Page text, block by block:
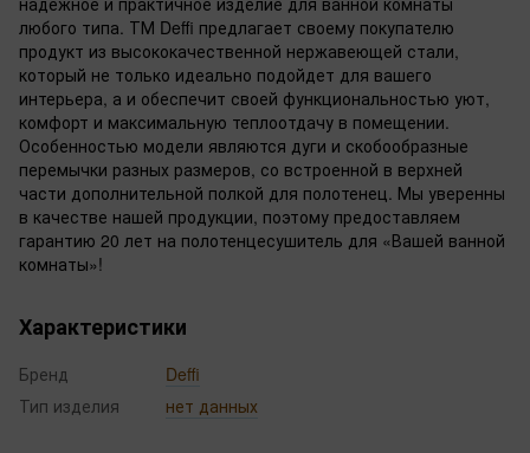
любого типа. ТМ Deffi предлагает своему покупателю
продукт из высококачественной нержавеющей стали,
который не только идеально подойдет для вашего
интерьера, а и обеспечит своей функциональностью уют,
комфорт и максимальную теплоотдачу в помещении.
Особенностью модели являются дуги и скобообразные
перемычки разных размеров, со встроенной в верхней
части дополнительной полкой для полотенец. Мы уверенны
в качестве нашей продукции, поэтому предоставляем
гарантию 20 лет на полотенцесушитель для «Вашей ванной
комнаты»!
Характеристики
Бренд
Deffi
Тип изделия
нет данных